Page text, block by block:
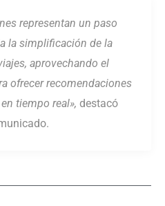
representan un paso
la simplificación de la
aprovechando el
ofrecer recomendaciones
tiempo real», destacó